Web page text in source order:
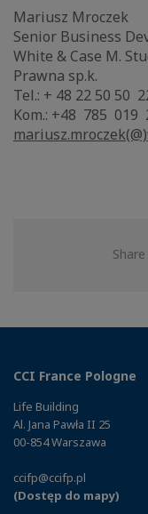
Mariusz Mroczek
Senior Business
White & Case M.
Prawna sp.k.
Tel.: + 48 22 50 50
Kom.: +48 785 019
CCI France Pologne
Life Building
Al. Jana Pawła II 25
00-854 Warszawa
ccifp@ccifp.pl
(Dostęp do mapy)